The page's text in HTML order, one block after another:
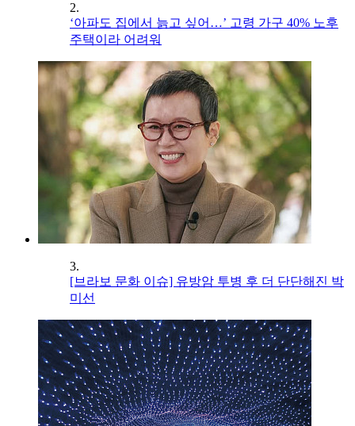
2.
‘아파도 집에서 늙고 싶어…’ 고령 가구 40% 노후
주택이라 어려워
3.
[브라보 문화 이슈] 유방암 투병 후 더 단단해진 박
미선